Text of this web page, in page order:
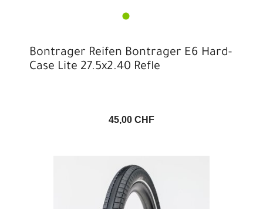
Bontrager Reifen Bontrager E6 Hard-
Case Lite 27.5x2.40 Refle
45,00 CHF